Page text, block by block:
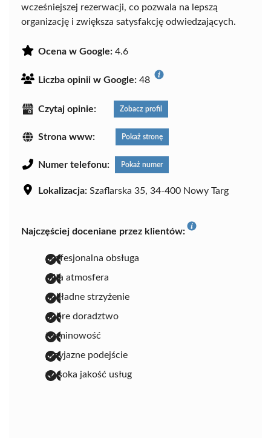
wcześniejszej rezerwacji, co pozwala na lepszą
organizację i zwiększa satysfakcję odwiedzających.
Ocena w Google: 4.6
Liczba opinii w Google: 48
Czytaj opinie: Zobacz profil
Strona www: Pokaż stronę
Numer telefonu: Pokaż numer
Lokalizacja: Szaflarska 35, 34-400 Nowy Targ
Najczęściej doceniane przez klientów:
profesjonalna obsługa
miła atmosfera
dokładne strzyżenie
dobre doradztwo
terminowość
przyjazne podejście
wysoka jakość usług